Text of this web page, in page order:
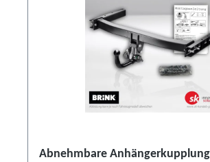
Abnehmbare